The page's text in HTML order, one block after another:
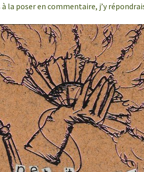
la poser en commentaire, j’y